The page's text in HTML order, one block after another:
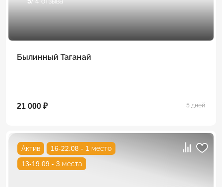
Былинный Таганай
21 000 ₽ 5 дней
Актив
16-22.08 - 1 место
13-19.09 - 3 места